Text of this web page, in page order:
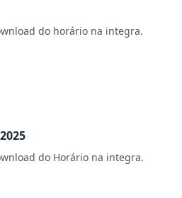
do horário na integra.
do Horário na integra.